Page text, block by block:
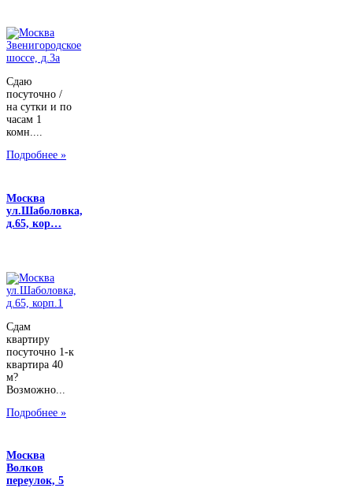
Сдаю
посуточно /
на сутки и по
часам 1
комн....
Подробнее »
Москва
ул.Шаболовка,
д.65, кор…
Сдам
квартиру
посуточно 1-к
квартира 40
м?
Возможно...
Подробнее »
Москва
Волков
переулок, 5